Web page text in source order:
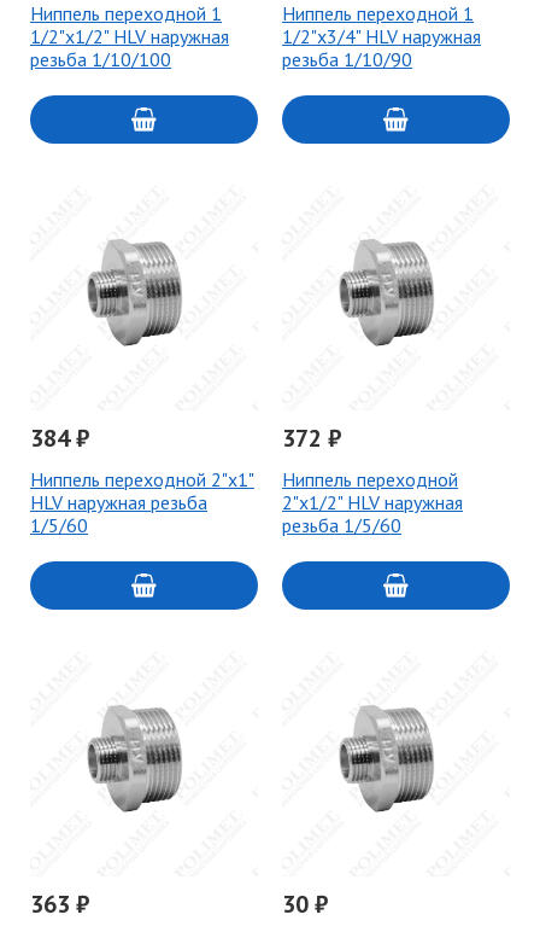
Ниппель переходной 1
1/2"х1/2" HLV наружная
резьба 1/10/100
Ниппель переходной 1
1/2"х3/4" HLV наружная
резьба 1/10/90
384 ₽
Ниппель переходной 2"х1"
HLV наружная резьба
1/5/60
372 ₽
Ниппель переходной
2"х1/2" HLV наружная
резьба 1/5/60
363 ₽ 30 ₽